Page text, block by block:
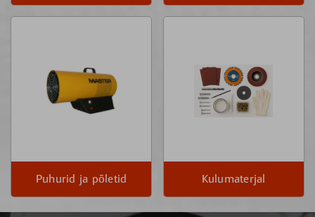
Puhurid ja põletid Kulumaterjal